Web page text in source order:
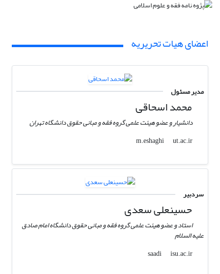
اعضای هیات تحریریه
مدیر مسئول
محمد اسحاقی
دانشیار و عضو هیئت علمی گروه فقه و مبانی حقوق دانشگاه تهران
m.eshaghi
ut.ac.ir
سردبیر
حسینعلی سعدی
استاد و عضو هیئت علمی گروه فقه و مبانی حقوق دانشگاه امام صادق
علیه السلام
saadi
isu.ac.ir